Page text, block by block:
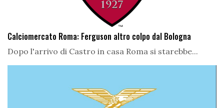
Calciomercato Roma: Ferguson altro colpo dal Bologna
Dopo l'arrivo di Castro in casa Roma si starebbe...